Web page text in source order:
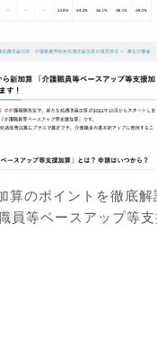
算のポイントを徹底
員等ベースアップ等